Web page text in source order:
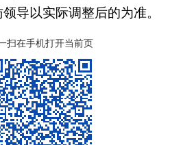
实际调整后的为准。
扫在手机打开当前页